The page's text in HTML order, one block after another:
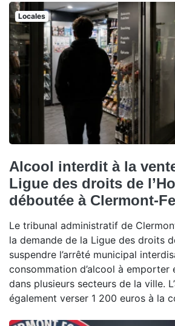
Locales
Alcool interdit à la
Ligue des droits de
déboutée à Clermont-
Le tribunal administratif de
la demande de la Ligue des droits
suspendre l’arrêté municipal
consommation d’alcool à emporter
dans plusieurs secteurs de la ville.
également verser 1 200 euros à la